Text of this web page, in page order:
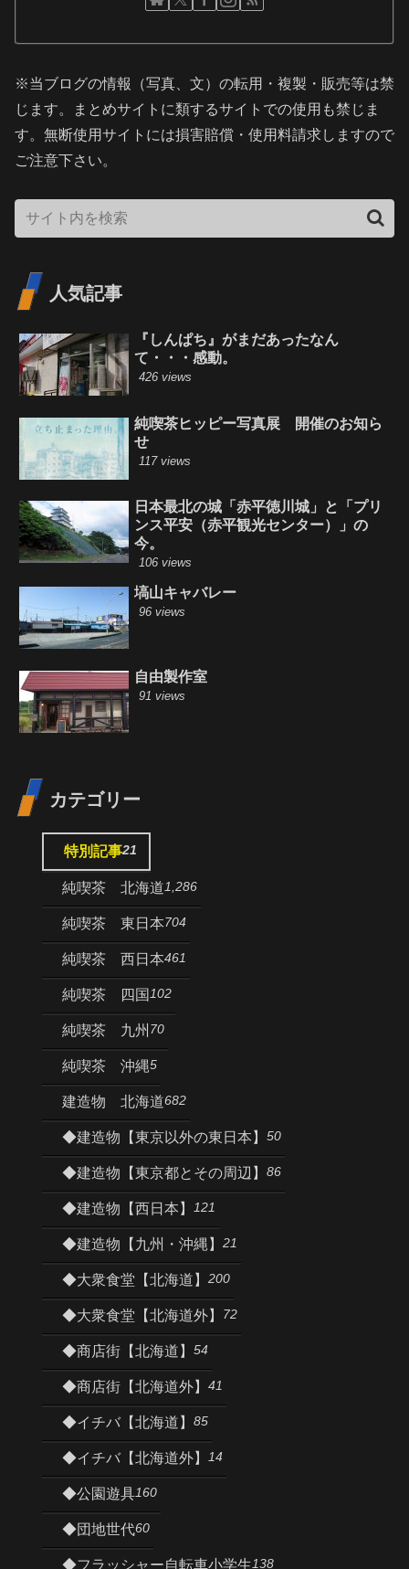
※当ブログの情報（写真、文）の転用・複製・販売等は禁
じます。まとめサイトに類するサイトでの使用も禁じま
す。無断使用サイトには損害賠償・使用料請求しますので
ご注意下さい。
人気記事
『しんぱち』がまだあったなん
て・・・感動。
426 views
純喫茶ヒッピー写真展 開催のお知ら
せ
117 views
日本最北の城「赤平徳川城」と「プリ
ンス平安（赤平観光センター）」の
今。
106 views
塙山キャバレー
96 views
自由製作室
91 views
カテゴリー
特別記事21
純喫茶 北海道1,286
純喫茶 東日本704
純喫茶 西日本461
純喫茶 四国 102
純喫茶 九州 70
純喫茶 沖縄5
建造物 北海道682
◆建造物【東京以外の東日本】 50
◆建造物【東京都とその周辺】 86
◆建造物【西日本】 121
◆建造物【九州・沖縄】 21
◆大衆食堂【北海道】 200
◆大衆食堂【北海道外】 72
◆商店街【北海道】 54
◆商店街【北海道外】 41
◆イチバ【北海道】 85
◆イチバ【北海道外】 14
◆公園遊具160
◆団地世代60
◆フラッシャー自転車小学生138